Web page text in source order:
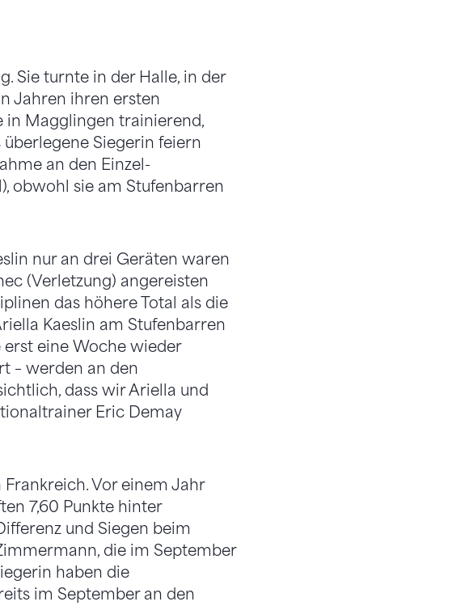
Sie turnte in der Halle, in der
Jahren ihren ersten
in Magglingen trainierend,
Siegerin feiern
an den Einzel-
obwohl sie am Stufenbarren
nur an drei Geräten waren
(Verletzung) angereisten
das höhere Total als die
Kaeslin am Stufenbarren
erst eine Woche wieder
– werden an den
dass wir Ariella und
Eric Demay
Vor einem Jahr
7,60 Punkte hinter
und Siegen beim
die im September
haben die
im September an den